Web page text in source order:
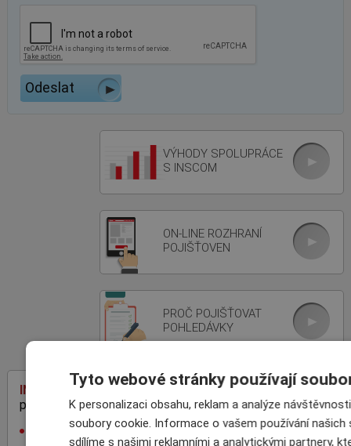
VÝHODY SPOLUPRÁCE
S INSCOM
ON-LINE ROZHRANÍ
POJIŠŤOVEN
PROČ POJIŠŤOVAT
POHLEDÁVKY
INSCOM
– specialista na pojištění
pohledávek
rodinná firma, 100% český kapitál,
Tyto webové stránky používají
K personalizaci obsahu, reklam a analýze
soubory cookie. Informace o vašem používání našich
sdílíme s našimi reklamními a analytickými partnery,